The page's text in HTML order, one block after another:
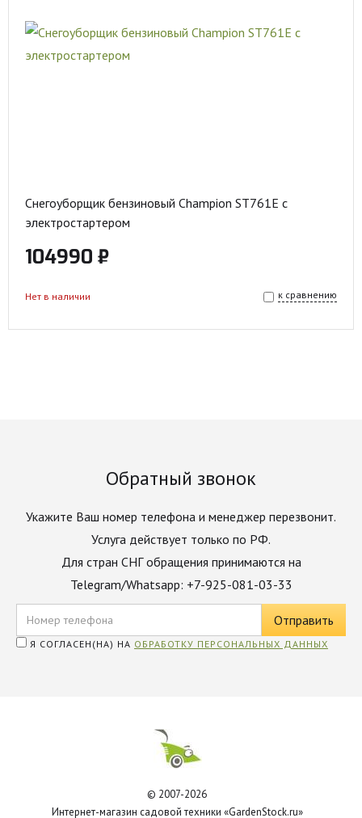
Снегоуборщик бензиновый Champion ST761E с
электростартером
104990 ₽
к сравнению
Нет в наличии
Обратный звонок
Укажите Ваш номер телефона и менеджер перезвонит.
Услуга действует только по РФ.
Для стран СНГ обращения принимаются на
Telegram/Whatsapp: +7-925-081-03-33
Я СОГЛАСЕН(НА) НА ОБРАБОТКУ ПЕРСОНАЛЬНЫХ ДАННЫХ
© 2007-2026
Интернет-магазин садовой техники «GardenStock.ru»